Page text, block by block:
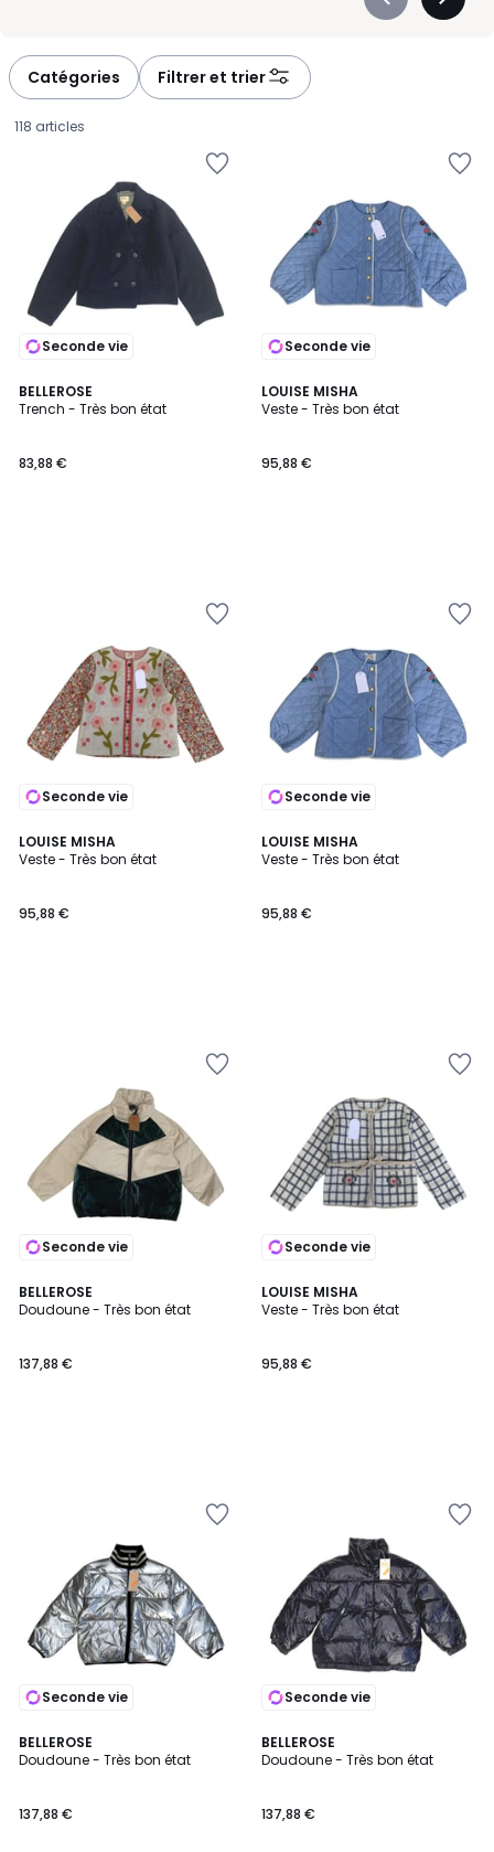
Précédent
Catégories Filtrer et trier
118 articles
Seconde vie
BELLEROSE
Trench - Très bon état
€.
83,88 €
Seconde vie
LOUISE MISHA
Veste - Très bon état
95,88 €
Seconde vie
LOUISE MISHA
Veste - Très bon état
95,88 €
Seconde vie
LOUISE MISHA
Veste - Très bon état
95,88 €
Seconde vie
BELLEROSE
Doudoune - Très bon état
137,88 €
Seconde vie
LOUISE MISHA
Veste - Très bon état
95,88 €
Seconde vie
BELLEROSE
Doudoune - Très bon état
137,88 €
Seconde vie
BELLEROSE
Doudoune - Très bon état
137,88 €